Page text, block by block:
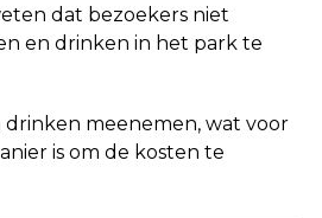
dat bezoekers niet
en drinken in het park te
meenemen, wat voor
is om de kosten te